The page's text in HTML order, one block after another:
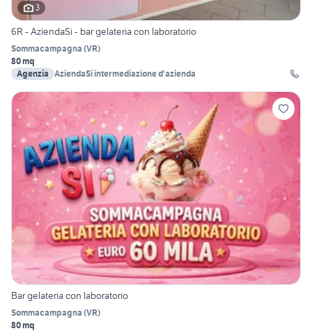
3
6R - AziendaSi - bar gelateria con laboratorio
Sommacampagna (VR)
80 mq
Agenzia AziendaSi intermediazione d'azienda
Bar gelateria con laboratorio
Sommacampagna (VR)
80 mq